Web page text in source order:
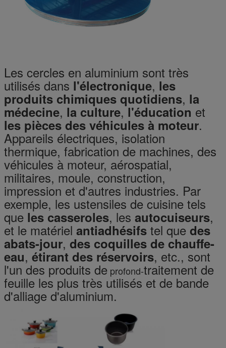
Les cercles en aluminium sont très
utilisés dans l'électronique, les
produits chimiques quotidiens, la
médecine, la culture,l'éducation et
les pièces des véhicules à moteur.
Appareils électriques, isolation
thermique, fabrication de machines, des
véhicules à moteur, aérospatial,
militaires, moule, construction,
impression et d'autres industries. Par
exemple, les ustensiles de cuisine tels
que les casseroles, les autocuiseurs,
et le matériel antiadhésifs tel que des
abats-jour, des coquilles de chauffe-
eau, étirant des réservoirs, etc., sont
l'un des produits de profond-traitement de
feuille les plus très utilisés et de bande
d'alliage d'aluminium.